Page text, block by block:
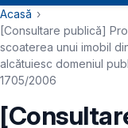
Navigație
Cale de
Acasă
[Consultare publică]
scoaterea unui imobil
alcătuiesc domeniul
1705/2006